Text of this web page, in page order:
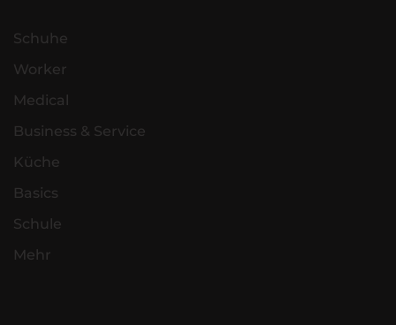
Schuhe
Worker
Medical
Business & Service
Küche
Basics
Schule
Mehr